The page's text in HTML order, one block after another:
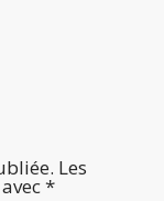
Les
*